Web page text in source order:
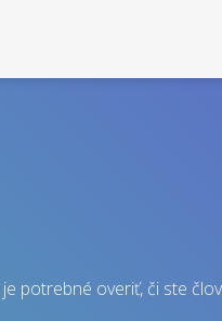
je potrebné overiť, či ste